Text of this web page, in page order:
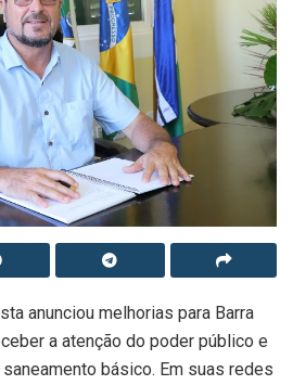
anunciou melhorias para Barra
a atenção do poder público e
básico. Em suas redes